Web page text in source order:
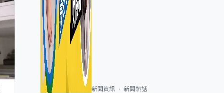
新聞資訊 新聞熱話